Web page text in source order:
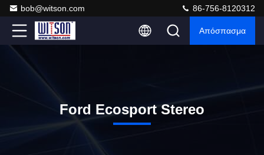
bob@witson.com 86-756-8120312
Απόσπασμα
Ford Ecosport Stereo